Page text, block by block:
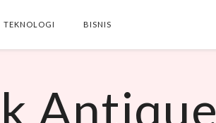
TEKNOLOGI BISNIS
THIS BLOG
Antique